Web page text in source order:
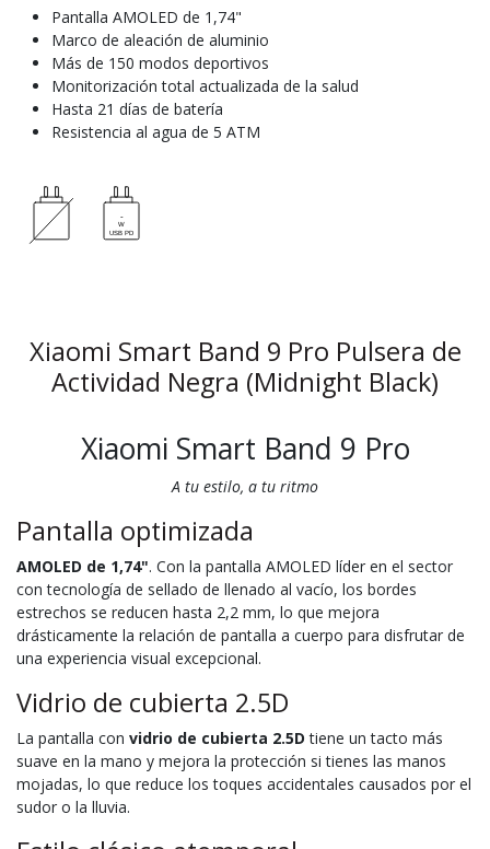
Pantalla AMOLED de 1,74"
Marco de aleación de aluminio
Más de 150 modos deportivos
Monitorización total actualizada de la salud
Hasta 21 días de batería
Resistencia al agua de 5 ATM
Xiaomi Smart Band 9 Pro Pulsera de
Actividad Negra (Midnight Black)
Xiaomi Smart Band 9 Pro
A tu estilo, a tu ritmo
Pantalla optimizada
AMOLED de 1,74". Con la pantalla AMOLED líder en el sector
con tecnología de sellado de llenado al vacío, los bordes
estrechos se reducen hasta 2,2 mm, lo que mejora
drásticamente la relación de pantalla a cuerpo para disfrutar de
una experiencia visual excepcional.
Vidrio de cubierta 2.5D
La pantalla con vidrio de cubierta 2.5D tiene un tacto más
suave en la mano y mejora la protección si tienes las manos
mojadas, lo que reduce los toques accidentales causados por el
sudor o la lluvia.